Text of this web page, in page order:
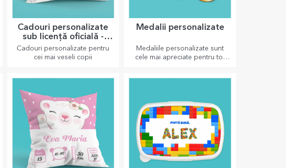
Cadouri personalizate
sub licență oficială -
TraLaLa
Cadouri personalizate pentru
cei mai veseli copii
Medalii personalizate
Medaliile personalizate sunt
cele mai apreciate pentru tot